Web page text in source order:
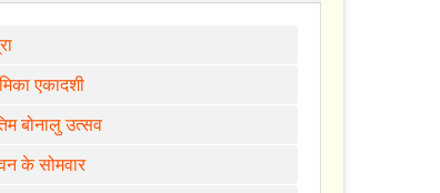
एकादशी
बोनालु उत्सव
के सोमवार